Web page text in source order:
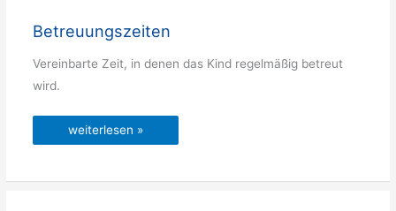
Betreuungszeiten
Vereinbarte Zeit, in denen das Kind regelmäßig betreut
wird.
Betreuungszeiten
weiterlesen »